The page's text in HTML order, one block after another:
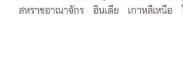
สหราชอาณาจักร
อินเดีย เกาหลีเหนือ